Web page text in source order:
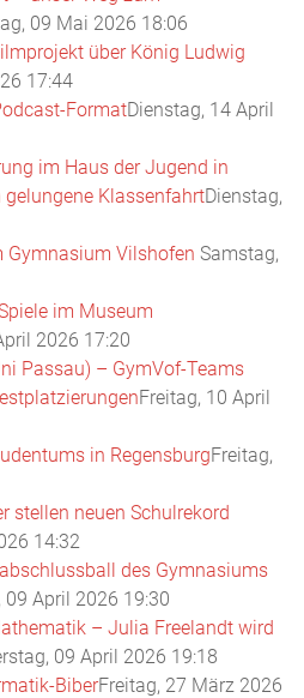
09 Mai 2026 18:06
über König Ludwig
17:44
FormatDienstag, 14 April
im Haus der Jugend in
KlassenfahrtDienstag,
Gymnasium Vilshofen Samstag,
im Museum
2026 17:20
Passau) – GymVof-Teams
Freitag, 10 April
in RegensburgFreitag,
stellen neuen Schulrekord
14:32
des Gymnasiums
09 April 2026 19:30
– Julia Freelandt wird
09 April 2026 19:18
BiberFreitag, 27 März 2026